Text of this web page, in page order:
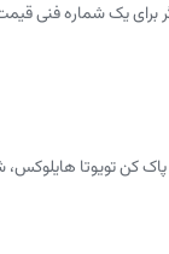
برای یک شماره
پاک کن تویوتا